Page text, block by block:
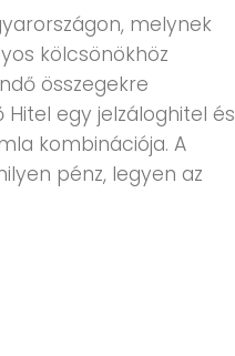
melynek
kölcsönökhöz
összegekre
egy jelzáloghitel és
kombinációja. A
pénz, legyen az